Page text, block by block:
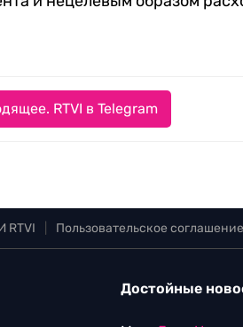
RTVI в Telegram
RTVI Пользовательское соглашение
Достойные